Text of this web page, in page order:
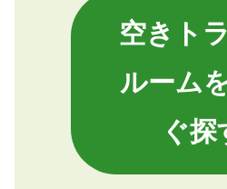
空きト
ルーム
ぐ探